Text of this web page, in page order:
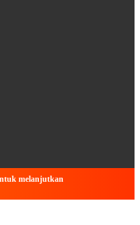
melanjutkan